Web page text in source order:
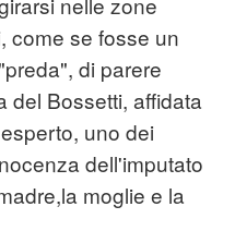
come se fosse un
di parere
del Bossetti, affidata
uno dei
dell'imputato
moglie e la